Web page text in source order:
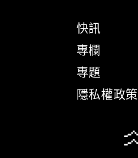
快訊
專欄
專題
隱私權政策